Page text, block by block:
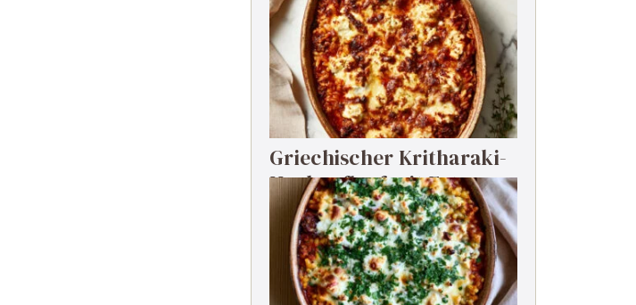
Griechischer Kritharaki-
Hackauflauf mit Feta